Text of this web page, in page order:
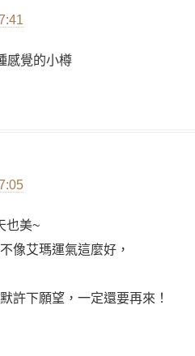
感覺的小樽
也美~
像艾瑪運氣這麼好，
許下願望，一定還要再來！